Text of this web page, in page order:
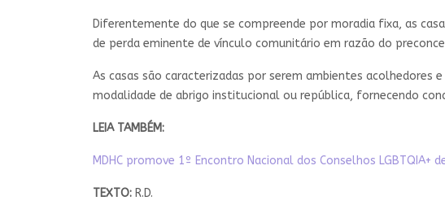
Diferentemente do que se compreende por moradia fixa, as
de perda eminente de vínculo comunitário em razão do
As casas são caracterizadas por serem ambientes
modalidade de abrigo institucional ou república, fornecendo
LEIA TAMBÉM:
MDHC promove 1º Encontro Nacional dos Conselhos LGBTQIA+
TEXTO: R.D.